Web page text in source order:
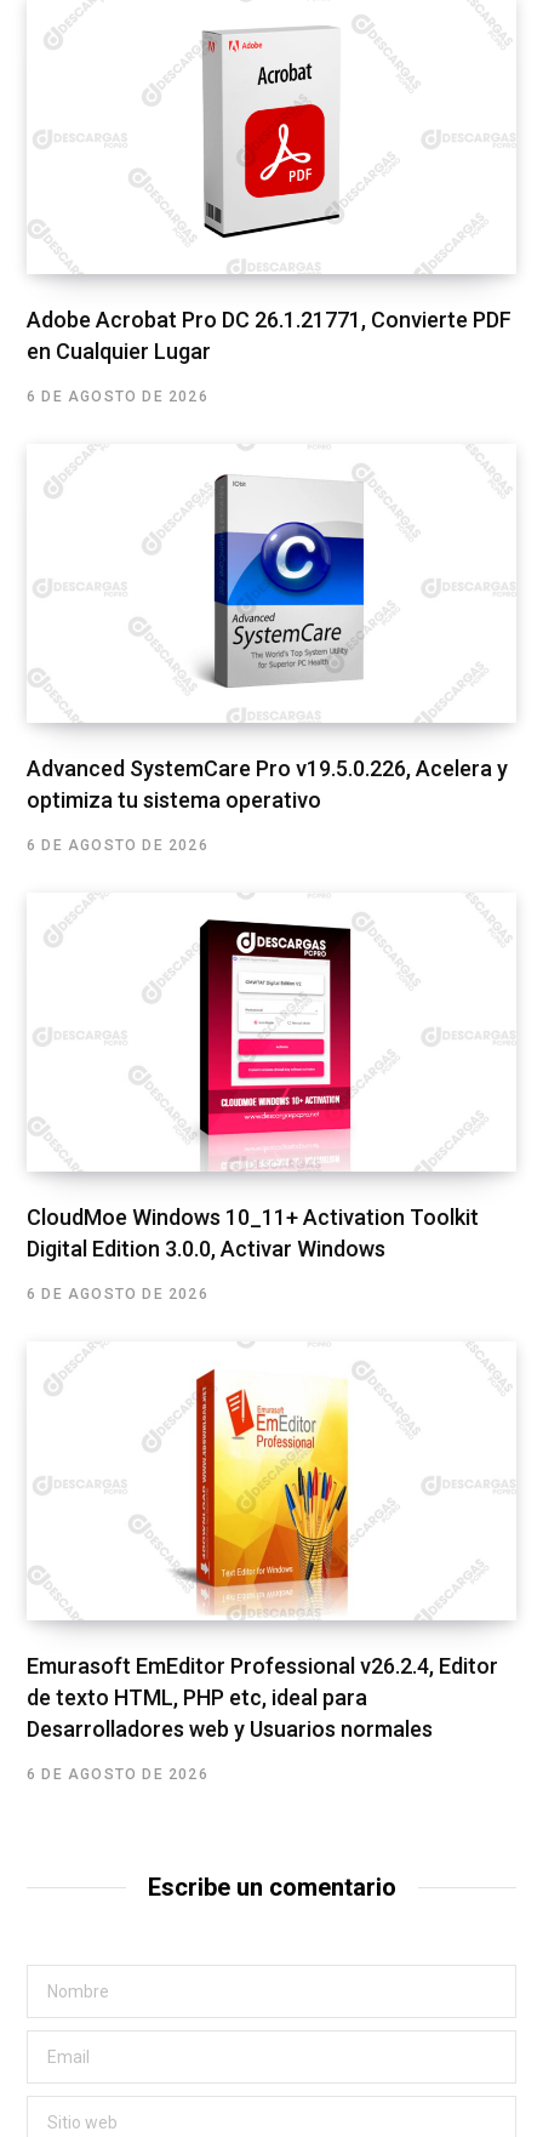
Adobe Acrobat Pro DC 26.1.21771, Convierte PDF
en Cualquier Lugar
6 DE AGOSTO DE 2026
Advanced SystemCare Pro v19.5.0.226, Acelera y
optimiza tu sistema operativo
6 DE AGOSTO DE 2026
CloudMoe Windows 10_11+ Activation Toolkit
Digital Edition 3.0.0, Activar Windows
6 DE AGOSTO DE 2026
Emurasoft EmEditor Professional v26.2.4, Editor
de texto HTML, PHP etc, ideal para
Desarrolladores web y Usuarios normales
6 DE AGOSTO DE 2026
Escribe un comentario